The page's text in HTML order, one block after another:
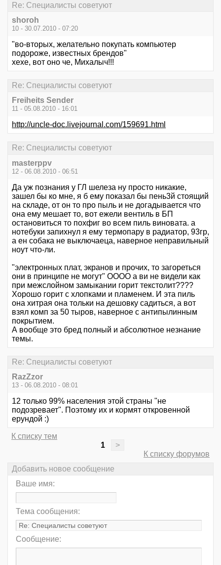
Re: Специалисты советуют
shoroh
10 - 30.07.2010 - 07:20
"во-вторых, желательно покупать компьютер
подороже, известных брендов"
хехе, вот оно че, Михалыч!!!
Re: Специалисты советуют
Freiheits Sender
11 - 05.08.2010 - 16:01
http://uncle-doc.livejournal.com/159691.html
Re: Специалисты советуют
masterppv
12 - 06.08.2010 - 06:51
Да уж познания у ГЛ шелеза ну просто никакие,
зашел бы ко мне, я б ему показал бы пень3й стоящий
на складе, от он то про пыль и не догадывается что
она ему мешает то, вот ежели вентиль в БП
остановиться то похфиг во всем пиль виновата. а
нотебуки запихнул я ему термопару в радиатор, 93гр,
а ен собака не выключаеца, наверное неправильный
ноут что-ли.
"электронных плат, экранов и прочих, то загореться
они в принципе не могут" ОООО а ви не видели как
при межслойном замыкании горит текстолит????
Хорошо горит с хлопками и пламенем. И эта пиль
она хитрая она тольки на дешовку садиться, а вот
взял комп за 50 тыров, наверное с антипылинным
покрытием.
А вообще это бред полный и абсолютное незнание
темы.
Re: Специалисты советуют
RazZzor
13 - 06.08.2010 - 08:01
12 только 99% населения этой страны "не
подозревает". Поэтому их и кормят откровенной
ерундой :)
К списку тем
1
>
К списку форумов
Добавить новое сообщение
Ваше имя:
Тема сообщения:
Сообщение: